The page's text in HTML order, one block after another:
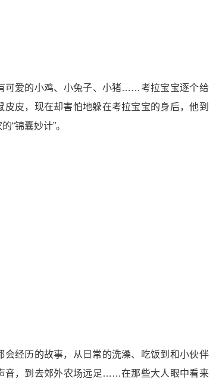
可爱的小鸡、小兔子、小猪……考拉宝宝逐个给
皮，现在却害怕地躲在考拉宝宝的身后，他到
“锦囊妙计”。
经历的故事，从日常的洗澡、吃饭到和小伙伴
音，到去郊外农场远足……在那些大人眼中看来